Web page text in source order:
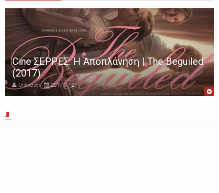
Cine ΣΕΡΡΕΣ: Η Αποπλάνηση | The Beguiled
(2017)
Unknown 2017-07-27